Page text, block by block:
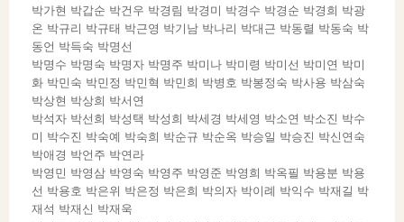
박가현 박갑순 박건우 박경림 박경미 박경수 박경순 박경희 박광
온 박규리 박규태 박근영 박기남 박나리 박대근 박동렬 박동숙 박
동언 박득숙 박명선
박명수 박명숙 박명자 박명주 박미나 박미령 박미선 박미연 박미
화 박민숙 박민정 박민혁 박민희 박병호 박봉정숙 박사용 박삼숙
박상현 박상희 박서연
박석자 박선희 박성택 박성희 박세경 박세영 박소연 박소진 박수
미 박수진 박숙예 박숙희 박순규 박순옥 박승일 박승진 박신연숙
박애경 박언주 박연라
박영민 박영삼 박영숙 박영주 박영준 박영희 박옥필 박용분 박용
선 박용호 박은위 박은정 박은희 박의자 박이례 박익수 박재길 박
재석 박재신 박재욱